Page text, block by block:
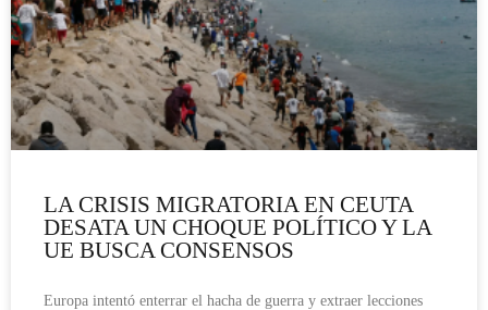
LA CRISIS MIGRATORIA EN CEUTA
DESATA UN CHOQUE POLÍTICO Y LA
UE BUSCA CONSENSOS
Europa intentó enterrar el hacha de guerra y extraer lecciones